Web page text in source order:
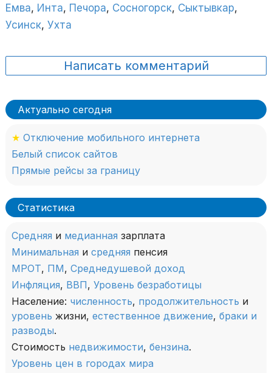
Емва, Инта, Печора, Сосногорск, Сыктывкар,
Усинск, Ухта
Написать комментарий
Актуально сегодня
★ Отключение мобильного интернета
Белый список сайтов
Прямые рейсы за границу
Статистика
Средняя и медианная зарплата
Минимальная и средняя пенсия
МРОТ, ПМ, Среднедушевой доход
Инфляция, ВВП, Уровень безработицы
Население: численность, продолжительность и
уровень жизни, естественное движение, браки и
разводы.
Стоимость недвижимости, бензина.
Уровень цен в городах мира